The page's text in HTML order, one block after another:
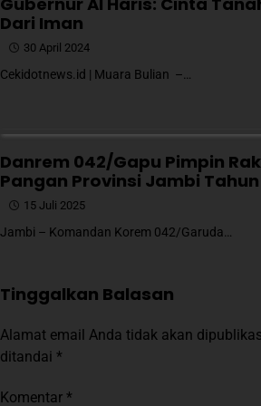
Dari Iman
30 April 2024
Cekidotnews.id | Muara Bulian –…
Danrem 042/Gapu Pimpin
Pangan Provinsi Jambi Tahun
15 Juli 2025
Jambi – Komandan Korem 042/Garuda…
Tinggalkan Balasan
Alamat email Anda tidak akan
ditandai *
Komentar *